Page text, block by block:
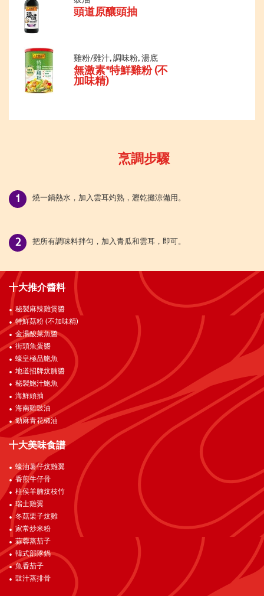
頭道原釀頭抽
雞粉/雞汁, 調味粉, 湯底
無激素*特鮮雞粉 (不
加味精)
烹調步驟
燒一鍋熱水，加入雲耳灼熟，瀝乾攤涼備用。
把所有調味料拌匀，加入青瓜和雲耳，即可。
十大推介醬料
秘製麻辣雞煲醬
特鮮菇粉 (不加味精)
金湯酸菜魚醬
街頭魚蛋醬
蠔皇極品鮑魚
地道招牌炆腩醬
秘製鮑汁鮑魚
海鮮頭抽
海南雞豉油
勁麻青花椒油
十大美味食譜
蠔油薯仔炆雞翼
香煎牛仔骨
柱侯羊腩炆枝竹
瑞士雞翼
冬菇栗子炆雞
家常炒米粉
蒜蓉蒸茄子
韓式部隊鍋
魚香茄子
豉汁蒸排骨